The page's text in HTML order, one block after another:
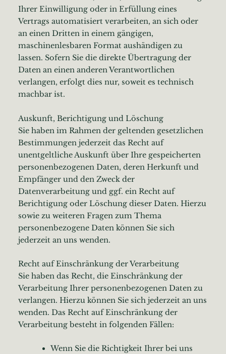
Ihrer Einwilligung oder in Erfüllung eines
Vertrags automatisiert verarbeiten, an sich oder
an einen Dritten in einem gängigen,
maschinenlesbaren Format aushändigen zu
lassen. Sofern Sie die direkte Übertragung der
Daten an einen anderen Verantwortlichen
verlangen, erfolgt dies nur, soweit es technisch
machbar ist.
Auskunft, Berichtigung und Löschung
Sie haben im Rahmen der geltenden gesetzlichen
Bestimmungen jederzeit das Recht auf
unentgeltliche Auskunft über Ihre gespeicherten
personenbezogenen Daten, deren Herkunft und
Empfänger und den Zweck der
Datenverarbeitung und ggf. ein Recht auf
Berichtigung oder Löschung dieser Daten. Hierzu
sowie zu weiteren Fragen zum Thema
personenbezogene Daten können Sie sich
jederzeit an uns wenden.
Recht auf Einschränkung der Verarbeitung
Sie haben das Recht, die Einschränkung der
Verarbeitung Ihrer personenbezogenen Daten zu
verlangen. Hierzu können Sie sich jederzeit an uns
wenden. Das Recht auf Einschränkung der
Verarbeitung besteht in folgenden Fällen:
Wenn Sie die Richtigkeit Ihrer bei uns